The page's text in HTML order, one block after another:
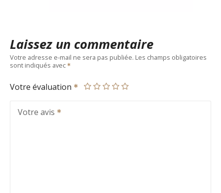
Laissez un commentaire
Votre adresse e-mail ne sera pas publiée. Les champs obligatoires
sont indiqués avec
Votre évaluation
Votre avis